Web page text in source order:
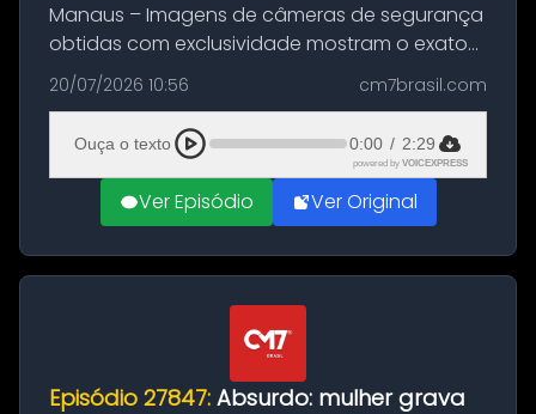
Manaus – Imagens de câmeras de segurança
obtidas com exclusividade mostram o exato
momento da fuga do principal suspeito da
morte de Larissa Araújo, de 28 anos. O crime
ocorreu na noite deste último d...
20/07/2026 10:56 cm7brasil.com
Ouça o texto 0:00 / 2:29
powered by VOICEXPRESS
Ver Episódio Ver Original
Episódio 27847: Absurdo: mulher grava